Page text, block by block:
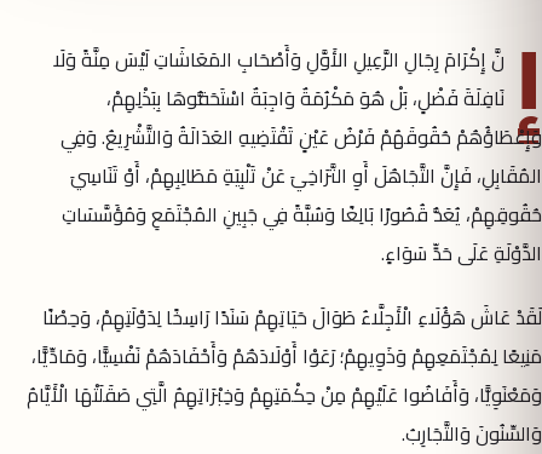
إِ نَّ إِكْرَامَ رِجَالِ الرَّعِيلِ الأَوَّلِ وَأَصْحَابِ المَعَاشَاتِ لَيْسَ مِنَّةً وَلَا
نَافِلَةَ فَضْلٍ، بَلْ هُوَ مَكْرُمَةٌ وَاجِبَةٌ اسْتَحَقُّوهَا بِبَذْلِهِمْ،
وَإِعْطَاؤُهُمْ حُقُوقَهُمْ فَرْضُ عَيْنٍ تَقْتَضِيهِ العَدَالَةُ وَالتَّشْرِيعُ. وَفِي
المُقَابِلِ، فَإِنَّ التَّجَاهُلَ أَوِ التَّرَاخِيَ عَنْ تَلْبِيَةِ مَطَالِبِهِمْ، أَوْ تَنَاسِيَ
حُقُوقِهِمْ، يُعَدُّ قُصُورًا بَالِغًا وَسُبَّةً فِي جَبِينِ المُجْتَمَعِ وَمُؤَسَّسَاتِ
الدَّوْلَةِ عَلَى حَدٍّ سَوَاءٍ.
لَقَدْ عَاشَ هَؤُلَاءِ الْأَجِلَّاءُ طَوَالَ حَيَاتِهِمْ سَنَدًا رَاسِخًا لِدَوْلَتِهِمْ، وَحِصْنًا
مَنِيعًا لِمُجْتَمَعِهِمْ وَذَوِيهِمْ؛ رَعَوْا أَوْلَادَهُمْ وَأَحْفَادَهُمْ نَفْسِيًّا، وَمَادِّيًّا،
وَمَعْنَوِيًّا، وَأَفَاضُوا عَلَيْهِمْ مِنْ حِكْمَتِهِمْ وَخِبْرَاتِهِمُ الَّتِي صَقَلَتْهَا الْأَيَّامُ
وَالسِّنُونَ وَالتَّجَارِبُ.